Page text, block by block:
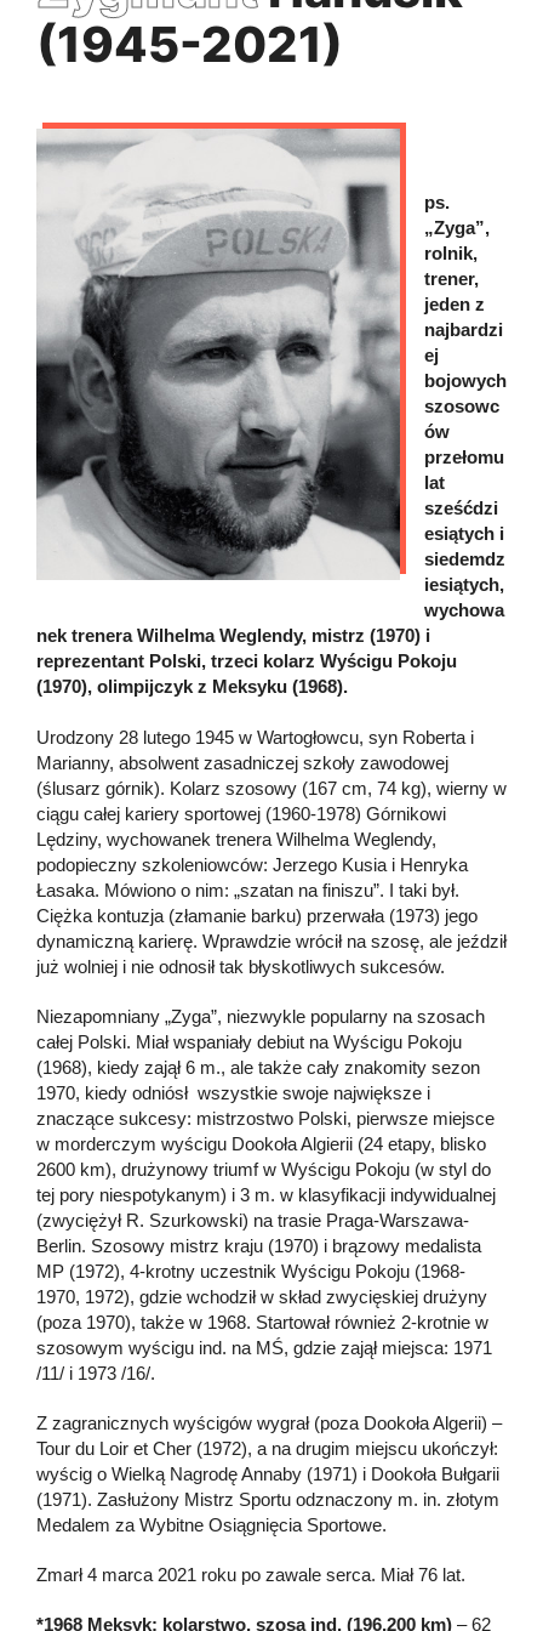
(1945-2021)
ps.
„Zyga”,
rolnik,
trener,
jeden z
najbardzi
ej
bojowych
szosowc
ów
przełomu
lat
sześćdzi
esiątych i
siedemdz
iesiątych,
wychowa
nek trenera Wilhelma Weglendy, mistrz (1970) i
reprezentant Polski, trzeci kolarz Wyścigu Pokoju
(1970), olimpijczyk z Meksyku (1968).
Urodzony 28 lutego 1945 w Wartogłowcu, syn Roberta i
Marianny, absolwent zasadniczej szkoły zawodowej
(ślusarz górnik). Kolarz szosowy (167 cm, 74 kg), wierny w
ciągu całej kariery sportowej (1960-1978) Górnikowi
Lędziny, wychowanek trenera Wilhelma Weglendy,
podopieczny szkoleniowców: Jerzego Kusia i Henryka
Łasaka. Mówiono o nim: „szatan na finiszu”. I taki był.
Ciężka kontuzja (złamanie barku) przerwała (1973) jego
dynamiczną karierę. Wprawdzie wrócił na szosę, ale jeździł
już wolniej i nie odnosił tak błyskotliwych sukcesów.
Niezapomniany „Zyga”, niezwykle popularny na szosach
całej Polski. Miał wspaniały debiut na Wyścigu Pokoju
(1968), kiedy zajął 6 m., ale także cały znakomity sezon
1970, kiedy odniósł wszystkie swoje największe i
znaczące sukcesy: mistrzostwo Polski, pierwsze miejsce
w morderczym wyścigu Dookoła Algierii (24 etapy, blisko
2600 km), drużynowy triumf w Wyścigu Pokoju (w styl do
tej pory niespotykanym) i 3 m. w klasyfikacji indywidualnej
(zwyciężył R. Szurkowski) na trasie Praga-Warszawa-
Berlin. Szosowy mistrz kraju (1970) i brązowy medalista
MP (1972), 4-krotny uczestnik Wyścigu Pokoju (1968-
1970, 1972), gdzie wchodził w skład zwycięskiej drużyny
(poza 1970), także w 1968. Startował również 2-krotnie w
szosowym wyścigu ind. na MŚ, gdzie zajął miejsca: 1971
/11/ i 1973 /16/.
Z zagranicznych wyścigów wygrał (poza Dookoła Algerii) –
Tour du Loir et Cher (1972), a na drugim miejscu ukończył:
wyścig o Wielką Nagrodę Annaby (1971) i Dookoła Bułgarii
(1971). Zasłużony Mistrz Sportu odznaczony m. in. złotym
Medalem za Wybitne Osiągnięcia Sportowe.
Zmarł 4 marca 2021 roku po zawale serca. Miał 76 lat.
*1968 Meksyk: kolarstwo, szosa ind. (196,200 km) – 62